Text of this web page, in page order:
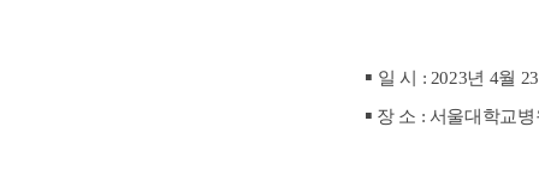
▪ 일 시 : 2023년 4월
▪ 장 소 : 서울대학교